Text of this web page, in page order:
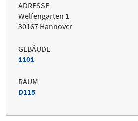
ADRESSE
Welfengarten 1
30167 Hannover
GEBÄUDE
1101
RAUM
D115